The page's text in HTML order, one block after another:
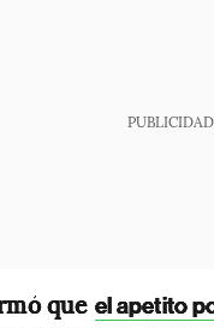
PUBLICIDAD
que el apetito